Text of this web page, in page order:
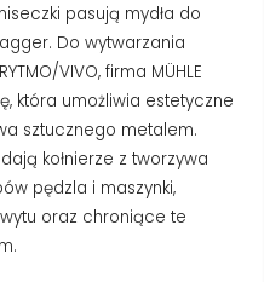
pasują mydła do
Do wytwarzania
VIVO, firma MÜHLE
która umożliwia estetyczne
sztucznego metalem.
kołnierze z tworzywa
pędzla i maszynki,
oraz chroniące te